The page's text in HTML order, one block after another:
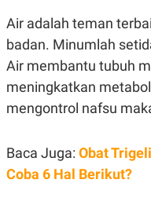
Y
I
D
L
A
N
G
A
N
C
K
I
N
R
E
M
I
Air adalah teman
badan. Minumlah
Air membantu tubuh
meningkatkan
mengontrol nafsu
Baca Juga: Obat
Coba 6 Hal Berikut?